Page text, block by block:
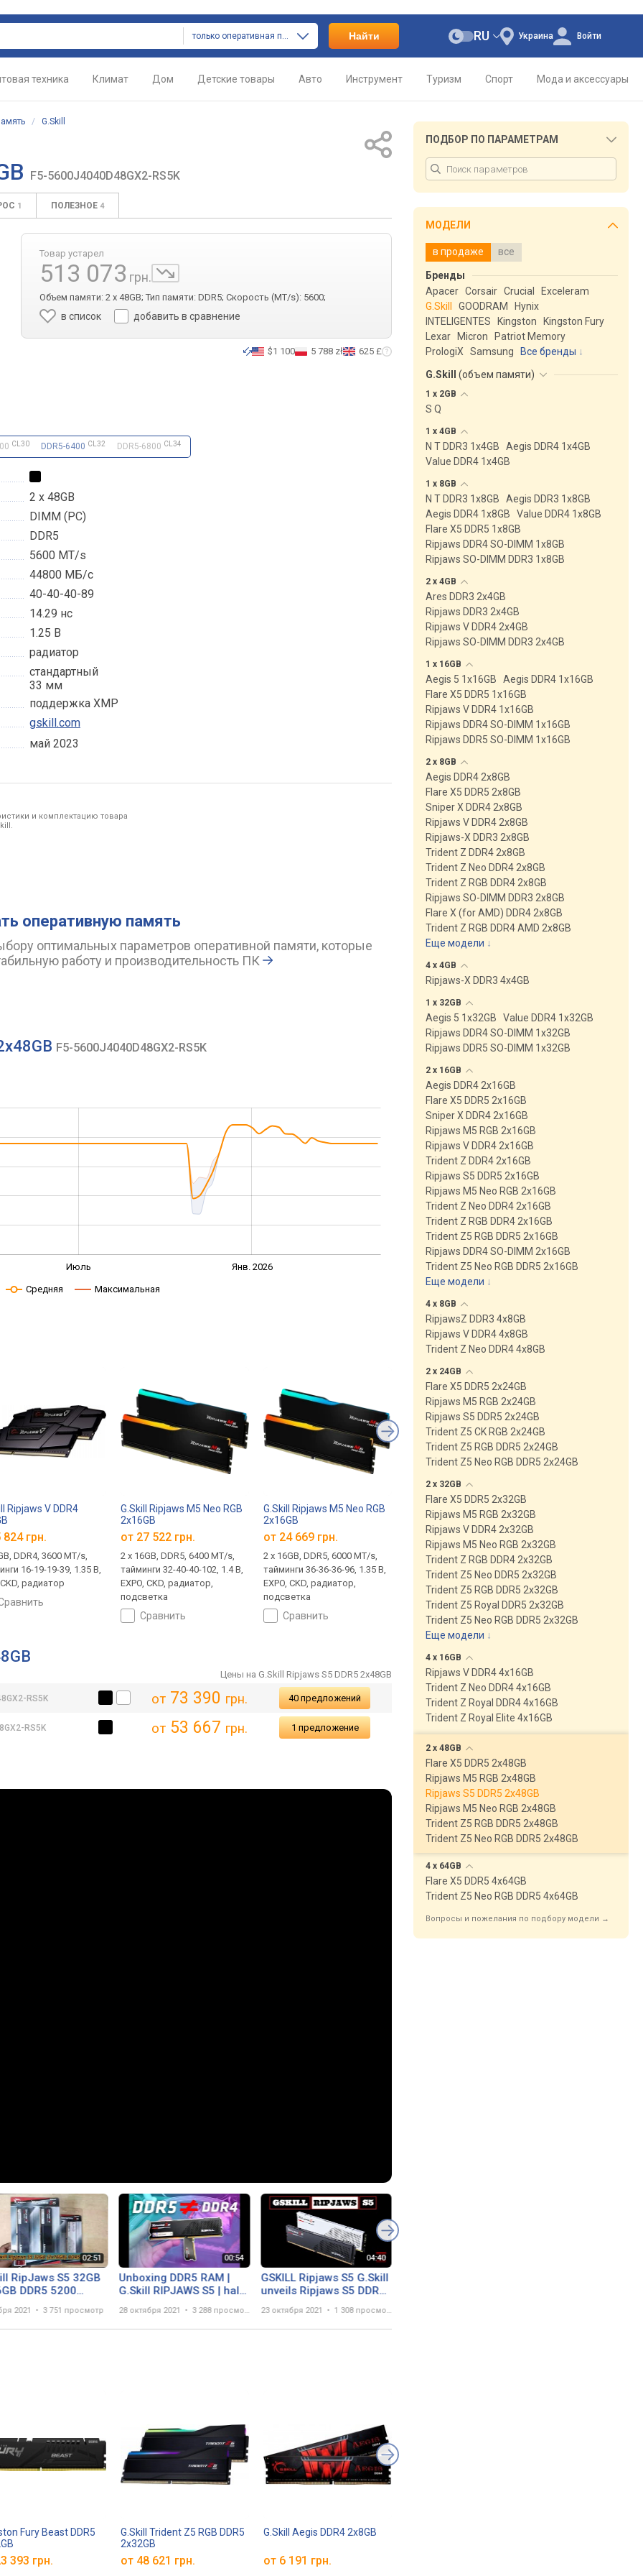
только оперативная память Найти Украина
RU Войти
техника Климат Дом Детские товары Авто Инструмент Туризм Спорт Мода и аксессуары
/ G.Skill
F5-5600J4040D48GX2-RS5K
1 ПОЛЕЗНОЕ 4
Товар устарел
513 073 грн.
Объем памяти: 2 x 48GB; Тип памяти: DDR5; Скорость (MT/s): 5600;
в список добавить в сравнение
$1 100 5 788 zł 625 £
CL30 DDR5-6400 CL32 DDR5-6800 CL34
2 x 48GB
DIMM (PC)
DDR5
5600 MT/s
44800 МБ/с
40-40-40-89
14.29 нс
1.25 В
радиатор
стандартный
33 мм
поддержка XMP
gskill.com
май 2023
и комплектацию товара
оперативную память
оптимальных параметров оперативной памяти, которые
работу и производительность ПК
F5-5600J4040D48GX2-RS5K
Июль Янв. 2026
Средняя Максимальная
Ripjaws V DDR4
16GVKC
824 грн.
DDR4, 3600 MT/s,
16-19-19-39, 1.35 В,
CKD, радиатор
сравнить
G.Skill Ripjaws M5 Neo RGB
2x16GB
F5-6400J3240G16GX2-RM5NRK
от 27 522 грн.
2 х 16GB, DDR5, 6400 MT/s,
тайминги 32-40-40-102, 1.4 В,
EXPO, CKD, радиатор,
подсветка
сравнить
G.Skill Ripjaws M5 Neo RGB
2x16GB
F5-6000J3636F16GX2-RM5NRK
от 24 669 грн.
2 х 16GB, DDR5, 6000 MT/s,
тайминги 36-36-36-96, 1.35 В,
EXPO, CKD, радиатор,
подсветка
сравнить
G.Skill Ripjaws M5 Neo RGB
2x16GB
F5-6000J3038F16GX2-RM5NRK
28 864 грн.
2 х 16GB, DDR5, 6000 MT/s,
тайминги 30-38-38-96, 1.35 В,
EXPO, CKD, радиатор,
подсветка
сравнить
от
2 х 16GB, DDR4, 3200
тайминги 16-18-18-
XMP, CKD, радиатор
Цены на G.Skill Ripjaws S5 DDR5 2x48GB
RS5K от73 390 грн. 40 предложений
RS5K от53 667 грн. 1 предложение
RipJaws S5 32GB
DDR5 5200
2021 3 751 просмотр
Unboxing DDR5 RAM |
G.Skill RIPJAWS S5 | half
28 октября 2021 3 288 просмотров
GSKILL Ripjaws S5 G.Skill
unveils Ripjaws S5 DDR5
compact heatsinks
23 октября 2021 1 308 просмотров
Fury Beast DDR5
393 грн.
G.Skill Trident Z5 RGB DDR5
2x32GB
от 48 621 грн.
G.Skill Aegis DDR4 2x8GB
от 6 191 грн.
ПОДБОР ПО ПАРАМЕТРАМ
МОДЕЛИ
в продаже все
Бренды
Apacer Corsair Crucial
Exceleram
G.Skill
GOODRAM
Hynix
INTELIGENTES
Kingston
Kingston Fury
Lexar
Micron
Patriot Memory
PrologiX
Samsung
Все бренды
G.Skill (объем памяти)
1 x 2GB
S Q
1 x 4GB
N T DDR3 1x4GB
Aegis DDR4 1x4GB
Value DDR4 1x4GB
1 x 8GB
N T DDR3 1x8GB
Aegis DDR3 1x8GB
Aegis DDR4 1x8GB
Value DDR4 1x8GB
Flare X5 DDR5 1x8GB
Ripjaws DDR4 SO-DIMM 1x8GB
Ripjaws SO-DIMM DDR3 1x8GB
2 x 4GB
Ares DDR3 2x4GB
Ripjaws DDR3 2x4GB
Ripjaws V DDR4 2x4GB
Ripjaws SO-DIMM DDR3 2x4GB
1 x 16GB
Aegis 5 1x16GB
Aegis DDR4 1x16GB
Flare X5 DDR5 1x16GB
Ripjaws V DDR4 1x16GB
Ripjaws DDR4 SO-DIMM 1x16GB
Ripjaws DDR5 SO-DIMM 1x16GB
2 x 8GB
Aegis DDR4 2x8GB
Flare X5 DDR5 2x8GB
Sniper X DDR4 2x8GB
Ripjaws V DDR4 2x8GB
Ripjaws-X DDR3 2x8GB
Trident Z DDR4 2x8GB
Trident Z Neo DDR4 2x8GB
Trident Z RGB DDR4 2x8GB
Ripjaws SO-DIMM DDR3 2x8GB
Flare X (for AMD) DDR4 2x8GB
Trident Z RGB DDR4 AMD 2x8GB
Еще модели ↓
4 x 4GB
Ripjaws-X DDR3 4x4GB
1 x 32GB
Aegis 5 1x32GB
Value DDR4 1x32GB
Ripjaws DDR4 SO-DIMM 1x32GB
Ripjaws DDR5 SO-DIMM 1x32GB
2 х 16GB
Aegis DDR4 2x16GB
Flare X5 DDR5 2x16GB
Sniper X DDR4 2x16GB
Ripjaws M5 RGB 2x16GB
Ripjaws V DDR4 2x16GB
Trident Z DDR4 2x16GB
Ripjaws S5 DDR5 2x16GB
Ripjaws M5 Neo RGB 2x16GB
Trident Z Neo DDR4 2x16GB
Trident Z RGB DDR4 2x16GB
Trident Z5 RGB DDR5 2x16GB
Ripjaws DDR4 SO-DIMM 2x16GB
Trident Z5 Neo RGB DDR5 2x16GB
Еще модели ↓
4 x 8GB
RipjawsZ DDR3 4x8GB
Ripjaws V DDR4 4x8GB
Trident Z Neo DDR4 4x8GB
2 x 24GB
Flare X5 DDR5 2x24GB
Ripjaws M5 RGB 2x24GB
Ripjaws S5 DDR5 2x24GB
Trident Z5 CK RGB 2x24GB
Trident Z5 RGB DDR5 2x24GB
Trident Z5 Neo RGB DDR5 2x24GB
2 x 32GB
Flare X5 DDR5 2x32GB
Ripjaws M5 RGB 2x32GB
Ripjaws V DDR4 2x32GB
Ripjaws M5 Neo RGB 2x32GB
Trident Z RGB DDR4 2x32GB
Trident Z5 Neo DDR5 2x32GB
Trident Z5 RGB DDR5 2x32GB
Trident Z5 Royal DDR5 2x32GB
Trident Z5 Neo RGB DDR5 2x32GB
Еще модели ↓
4 x 16GB
Ripjaws V DDR4 4x16GB
Trident Z Neo DDR4 4x16GB
Trident Z Royal DDR4 4x16GB
Trident Z Royal Elite 4x16GB
2 x 48GB
Flare X5 DDR5 2x48GB
Ripjaws M5 RGB 2x48GB
Ripjaws S5 DDR5 2x48GB
Ripjaws M5 Neo RGB 2x48GB
Trident Z5 RGB DDR5 2x48GB
Trident Z5 Neo RGB DDR5 2x48GB
4 x 64GB
Flare X5 DDR5 4x64GB
Trident Z5 Neo RGB DDR5 4x64GB
Вопросы и пожелания по подбору модели →